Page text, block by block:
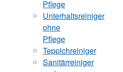
Pflege
Unterhaltsreiniger
ohne
Pflege
Teppichreiniger
Sanitärreiniger